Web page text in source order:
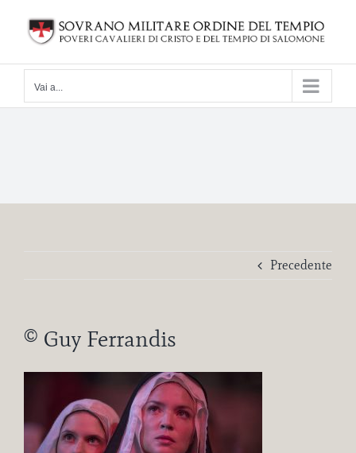
contenuto
Vai a...
Precedente
© Guy Ferrandis